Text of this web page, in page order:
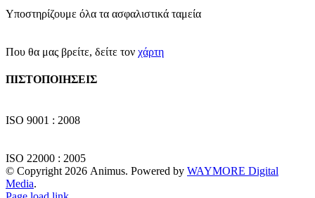
Υποστηρίζουμε όλα τα ασφαλιστικά ταμεία
Που θα μας βρείτε, δείτε τον χάρτη
ΠΙΣΤΟΠΟΙΗΣΕΙΣ
ISO 9001 : 2008
ISO 22000 : 2005
© Copyright 2026 Animus. Powered by WAYMORE Digital
Media.
Facebook
Instagram
LinkedIn
YouTube